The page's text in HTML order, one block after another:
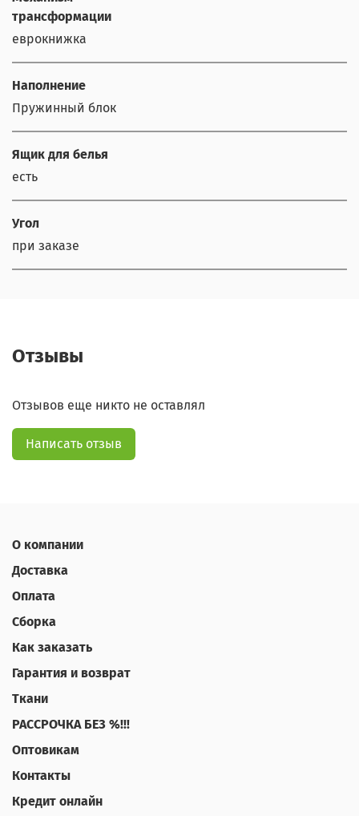
трансформации
еврокнижка
Наполнение
Пружинный блок
Ящик для белья
есть
Угол
при заказе
Отзывы
Отзывов еще никто не оставлял
Написать отзыв
О компании
Доставка
Оплата
Сборка
Как заказать
Гарантия и возврат
Ткани
РАССРОЧКА БЕЗ %!!!
Оптовикам
Контакты
Кредит онлайн